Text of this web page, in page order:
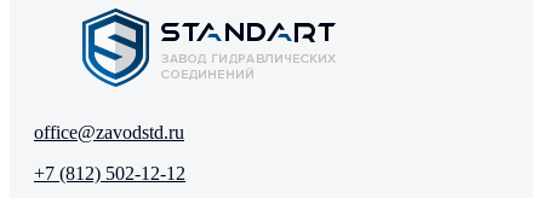
office@zavodstd.ru
+7 (812) 502-12-12